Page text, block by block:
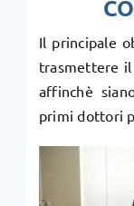
Il principale
trasmettere
affinchè
primi dottori